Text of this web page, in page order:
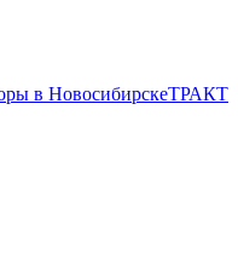
в НовосибирскеТРАКТ